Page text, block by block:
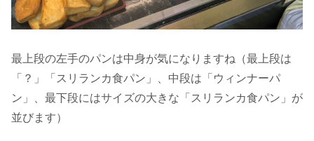
最上段の左手のパンは中身が気になりますね（最上段は
「？」「スリランカ食パン」、中段は「ウィンナーパ
ン」、最下段にはサイズの大きな「スリランカ食パン」が
並びます）